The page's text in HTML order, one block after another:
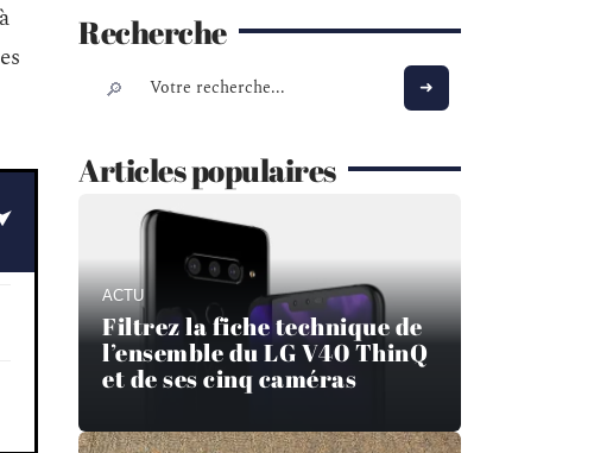
Recherche
Articles populaires
ACTU
Filtrez la fiche technique de
l’ensemble du LG V40 ThinQ
et de ses cinq caméras